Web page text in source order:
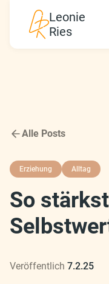
Leonie
Ries
Alle Posts
Erziehung Alltag
So
Veröffentlich 7.2.25